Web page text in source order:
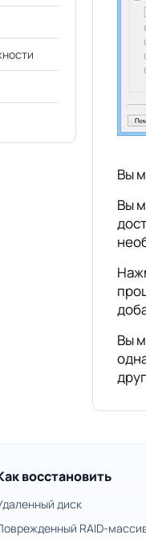
Вы
Вы
Вы
восстановить
диск
RAID-